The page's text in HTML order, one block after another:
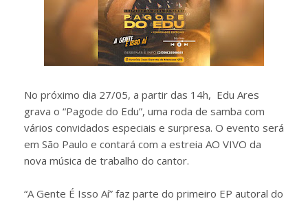
No próximo dia 27/05, a partir das 14h, Edu Ares
grava o “Pagode do Edu”, uma roda de samba com
vários convidados especiais e surpresa. O evento será
em São Paulo e contará com a estreia AO VIVO da
nova música de trabalho do cantor.
“A Gente É Isso Aí” faz parte do primeiro EP autoral do